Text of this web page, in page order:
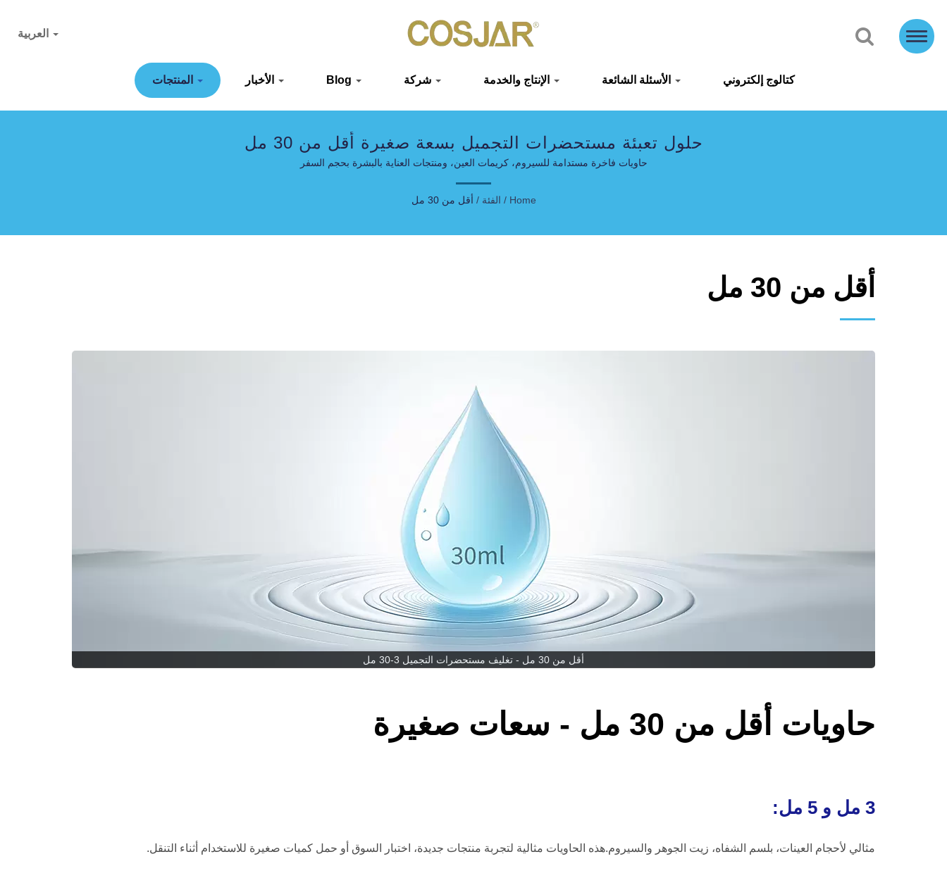
Blog كتالوج إلكتروني
حلول تعبئة مستحضرات التجميل بسعة صغيرة أقل من 30 مل
حاويات فاخرة مستدامة للسيروم، كريمات العين، ومنتجات العناية بالبشرة بحجم السفر
Home
/ الفئة / أقل من 30 مل
أقل من 30 مل - تغليف مستحضرات التجميل 3-30 مل
أقل من 30 مل
حاويات أقل من 30 مل - سعات صغيرة
3 مل و 5 مل:
مثالي لأحجام العينات، بلسم الشفاه، زيت الجوهر والسيروم.هذه الحاويات مثالية لتجربة منتجات جديدة، اختبار السوق أو حمل كميات صغيرة للاستخدام أثناء التنقل.